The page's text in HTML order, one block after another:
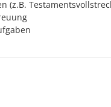
(z.B.